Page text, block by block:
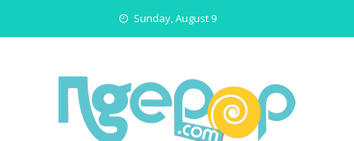
Sunday, August 9